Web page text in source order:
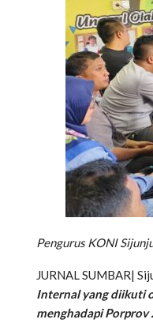
Pengurus KONI
JURNAL SUMBAR|
Internal yang diikuti
menghadapi